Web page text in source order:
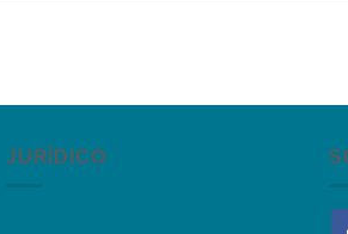
JURÍDICO